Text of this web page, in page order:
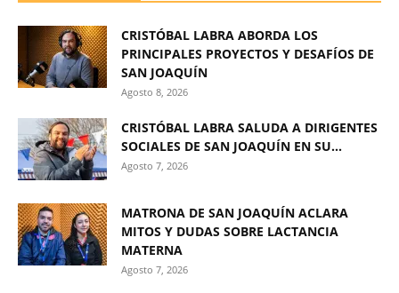
CRISTÓBAL LABRA ABORDA LOS
PRINCIPALES PROYECTOS Y DESAFÍOS DE
SAN JOAQUÍN
Agosto 8, 2026
CRISTÓBAL LABRA SALUDA A DIRIGENTES
SOCIALES DE SAN JOAQUÍN EN SU...
Agosto 7, 2026
MATRONA DE SAN JOAQUÍN ACLARA
MITOS Y DUDAS SOBRE LACTANCIA
MATERNA
Agosto 7, 2026